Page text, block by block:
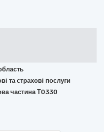
та страхові послуги
частина Т0330